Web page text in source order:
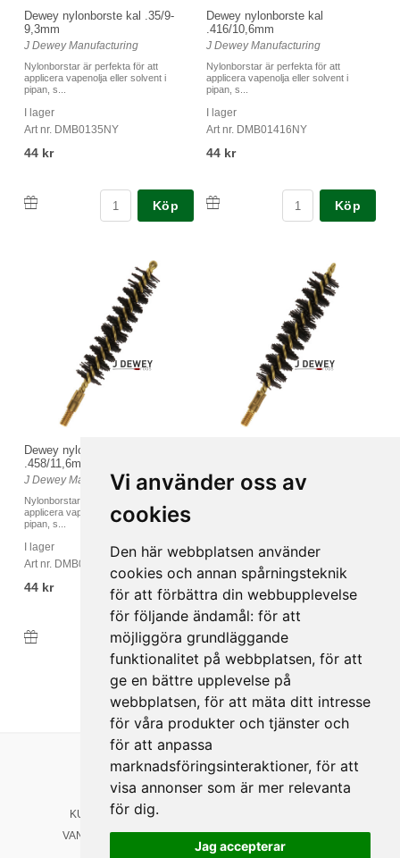
Vi använder oss av
cookies
Den här webbplatsen använder
cookies och annan spårningsteknik
för att förbättra din webbupplevelse
för följande ändamål: för att
möjliggöra grundläggande
funktionalitet på webbplatsen, för att
ge en bättre upplevelse på
webbplatsen, för att mäta ditt intresse
för våra produkter och tjänster och
för att anpassa
marknadsföringsinteraktioner, för att
visa annonser som är mer relevanta
för dig.
Jag accepterar
Dewey nylonborste kal .35/9-
9,3mm
J Dewey Manufacturing
Nylonborstar är perfekta för att
applicera vapenolja eller solvent i
pipan, s...
I lager
Art nr. DMB0135NY
44 kr
Köp
Dewey nylonborste kal
.416/10,6mm
J Dewey Manufacturing
Nylonborstar är perfekta för att
applicera vapenolja eller solvent i
pipan, s...
I lager
Art nr. DMB01416NY
44 kr
Köp
Dewey nylonborste kal
.458/11,6mm
J Dewey Manufacturing
Nylonborstar är perfekta för att
applicera vapenolja eller solvent i
pipan, s...
I lager
Art nr. DMB01458NY
44 kr
Köp
J Dewey Manufacturing
I lager
Art nr. DMB0150NY
44 kr
Länkar
HEM
KUNDSERVICE
VANLIGA FRÅGOR
Följ oss
Facebook
YouTube